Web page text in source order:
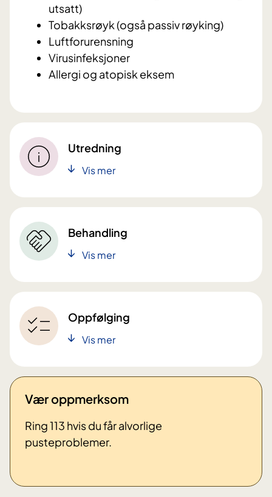
utsatt)
Tobakksrøyk (også passiv røyking)
Luftforurensning
Virusinfeksjoner
Allergi og atopisk eksem
Utredning
Vis mer
Behandling
Vis mer
Oppfølging
Vis mer
Vær oppmerksom
Ring 113 hvis du får alvorlige
pusteproblemer.